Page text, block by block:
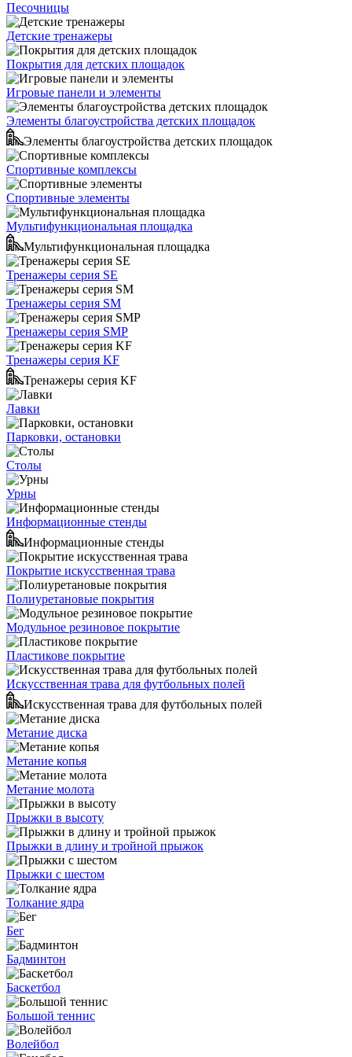
Песочницы
Детские тренажеры
Покрытия для детских площадок
Игровые панели и элементы
Элементы благоустройства детских площадок
Элементы благоустройства детских площадок
Спортивные комплексы
Спортивные элементы
Мультифункциональная площадка
Мультифункциональная площадка
Тренажеры серия SE
Тренажеры серия SM
Тренажеры серия SMP
Тренажеры серия KF
Тренажеры серия KF
Лавки
Парковки, остановки
Столы
Урны
Информационные стенды
Информационные стенды
Покрытие искусственная трава
Полиуретановые покрытия
Модульное резиновое покрытие
Пластикове покрытие
Искусственная трава для футбольных полей
Искусственная трава для футбольных полей
Метание диска
Метание копья
Метание молота
Прыжки в высоту
Прыжки в длину и тройной прыжок
Прыжки с шестом
Толкание ядра
Бег
Бадминтон
Баскетбол
Большой теннис
Волейбол